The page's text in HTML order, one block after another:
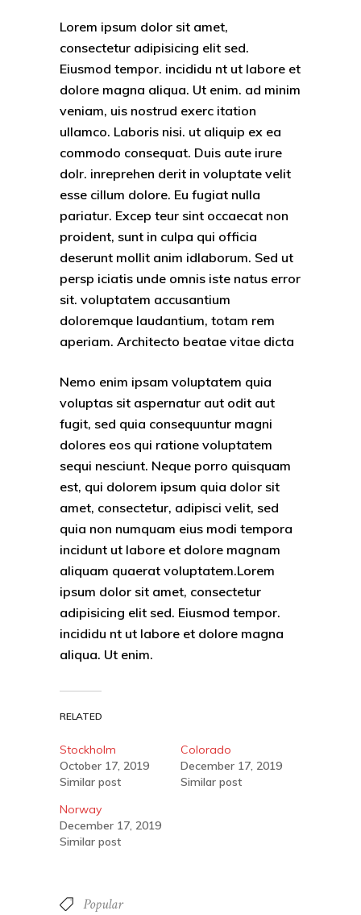
Lorem ipsum dolor sit amet,
consectetur adipisicing elit sed.
Eiusmod tempor. incididu nt ut labore et
dolore magna aliqua. Ut enim. ad minim
veniam, uis nostrud exerc itation
ullamco. Laboris nisi. ut aliquip ex ea
commodo consequat. Duis aute irure
dolr. inreprehen derit in voluptate velit
esse cillum dolore. Eu fugiat nulla
pariatur. Excep teur sint occaecat non
proident, sunt in culpa qui officia
deserunt mollit anim idlaborum. Sed ut
persp iciatis unde omnis iste natus error
sit. voluptatem accusantium
doloremque laudantium, totam rem
aperiam. Architecto beatae vitae dicta
Nemo enim ipsam voluptatem quia
voluptas sit aspernatur aut odit aut
fugit, sed quia consequuntur magni
dolores eos qui ratione voluptatem
sequi nesciunt. Neque porro quisquam
est, qui dolorem ipsum quia dolor sit
amet, consectetur, adipisci velit, sed
quia non numquam eius modi tempora
incidunt ut labore et dolore magnam
aliquam quaerat voluptatem.Lorem
ipsum dolor sit amet, consectetur
adipisicing elit sed. Eiusmod tempor.
incididu nt ut labore et dolore magna
aliqua. Ut enim.
RELATED
Stockholm
October 17, 2019
Similar post
Colorado
December 17, 2019
Similar post
Norway
December 17, 2019
Similar post
Popular